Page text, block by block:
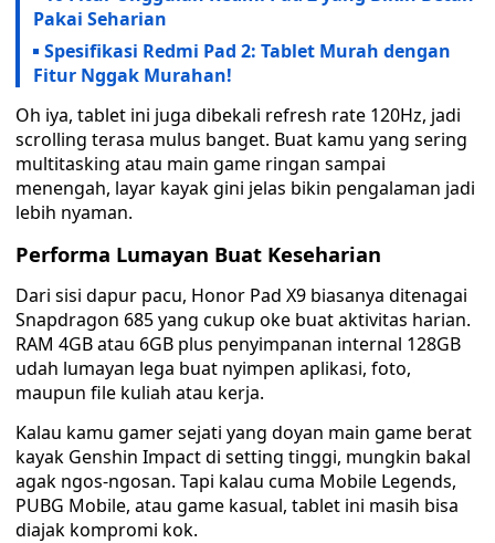
Pakai Seharian
Spesifikasi Redmi Pad 2: Tablet Murah dengan
Fitur Nggak Murahan!
Oh iya, tablet ini juga dibekali refresh rate 120Hz, jadi
scrolling terasa mulus banget. Buat kamu yang sering
multitasking atau main game ringan sampai
menengah, layar kayak gini jelas bikin pengalaman jadi
lebih nyaman.
Performa Lumayan Buat Keseharian
Dari sisi dapur pacu, Honor Pad X9 biasanya ditenagai
Snapdragon 685 yang cukup oke buat aktivitas harian.
RAM 4GB atau 6GB plus penyimpanan internal 128GB
udah lumayan lega buat nyimpen aplikasi, foto,
maupun file kuliah atau kerja.
Kalau kamu gamer sejati yang doyan main game berat
kayak Genshin Impact di setting tinggi, mungkin bakal
agak ngos-ngosan. Tapi kalau cuma Mobile Legends,
PUBG Mobile, atau game kasual, tablet ini masih bisa
diajak kompromi kok.